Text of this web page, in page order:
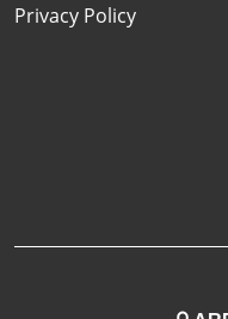
Privacy Policy